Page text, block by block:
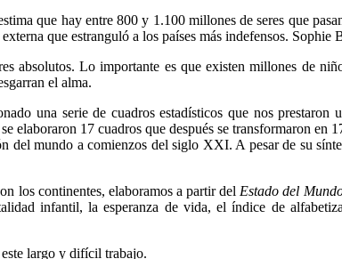
que hay entre 800 y 1.100 millones de seres que
que estranguló a los países más indefensos. Sophie
absolutos. Lo importante es que existen millones de
el alma.
una serie de cuadros estadísticos que nos
elaboraron 17 cuadros que después se transformaron en
del mundo a comienzos del siglo XXI. A pesar de su
los continentes, elaboramos a partir del Estado del
infantil, la esperanza de vida, el índice de
largo y difícil trabajo.